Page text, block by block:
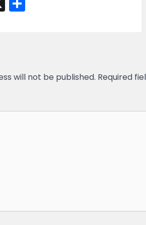
will not be published. Required